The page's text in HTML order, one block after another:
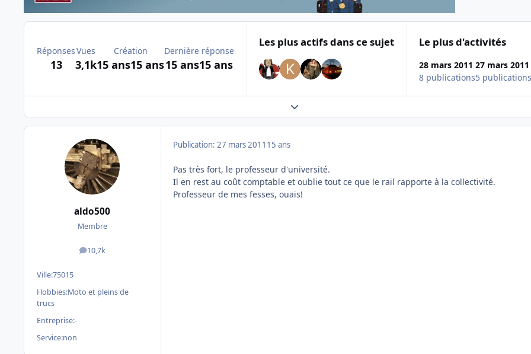
Réponses
13
Vues
3,1k
Création
15 ans15 ans
Dernière réponse
15 ans15 ans
Les plus actifs dans ce sujet Le plus d'activités
28 mars 2011
8 publications
27 mars 2011
5 publications
Expand topic overview
aldo500
Membre
10,7k
messages
Ville:75015
Hobbies:Moto et pleins de
trucs
Entreprise:-
Service:non
Publication: 27 mars 2011 15 ans
Pas très fort, le professeur d'université.
Il en rest au coût comptable et oublie tout ce que le rail rapporte à la collectivité.
Professeur de mes fesses, ouais!